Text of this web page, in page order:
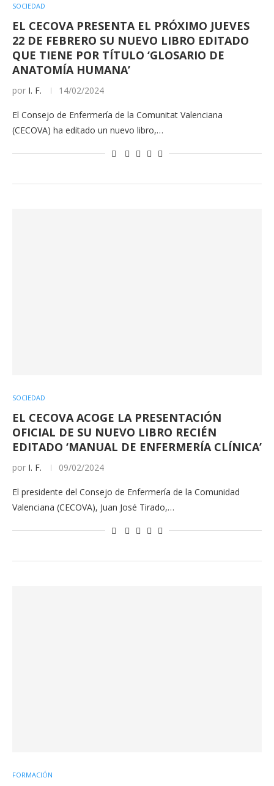
SOCIEDAD
EL CECOVA PRESENTA EL PRÓXIMO JUEVES
22 DE FEBRERO SU NUEVO LIBRO EDITADO
QUE TIENE POR TÍTULO ‘GLOSARIO DE
ANATOMÍA HUMANA’
por I. F. 14/02/2024
El Consejo de Enfermería de la Comunitat Valenciana
(CECOVA) ha editado un nuevo libro,…
SOCIEDAD
EL CECOVA ACOGE LA PRESENTACIÓN
OFICIAL DE SU NUEVO LIBRO RECIÉN
EDITADO ‘MANUAL DE ENFERMERÍA CLÍNICA’
por I. F. 09/02/2024
El presidente del Consejo de Enfermería de la Comunidad
Valenciana (CECOVA), Juan José Tirado,…
FORMACIÓN